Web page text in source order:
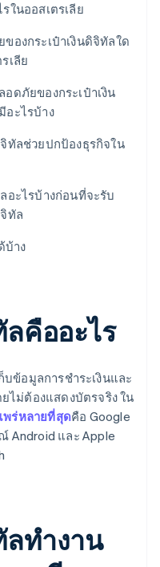
ในออสเตรเลีย
องกระเป๋าเงินดิจิทัลใด
เลีย
ดภัยของกระเป๋าเงิน
อะไรบ้าง
จิทัลช่วยปกป้องธุรกิจใน
อะไรบ้างก่อนที่จะรับ
ทัล
บ้าง
ลคืออะไร
ข้อมูลการชำระเงินและ
ไม่ต้องแสดงบัตรจริง ใน
พร่หลายที่สุดคือ Google
Android และ Apple
ลทำงาน